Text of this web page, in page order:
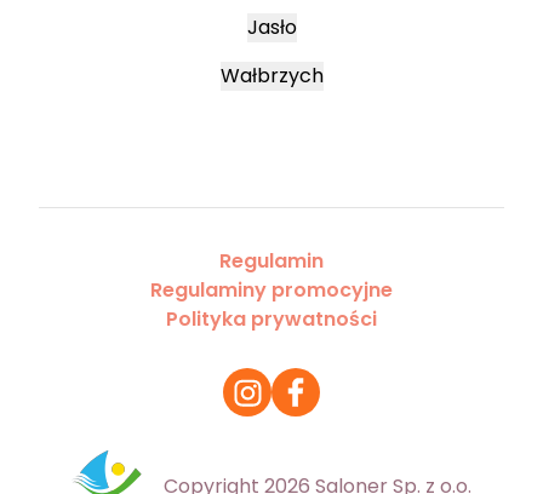
Jasło
Wałbrzych
Regulamin
Regulaminy promocyjne
Polityka prywatności
Copyright 2026 Saloner Sp. z o.o.